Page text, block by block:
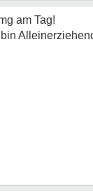
am Tag!